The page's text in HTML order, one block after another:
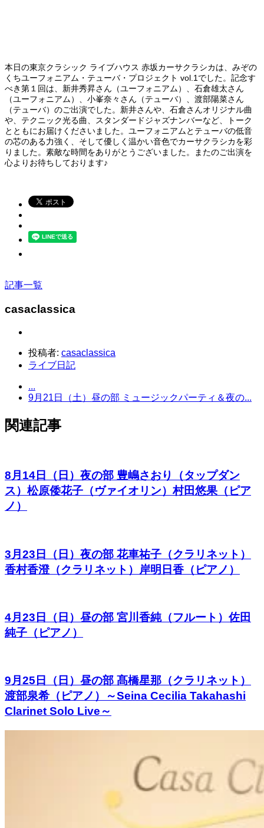
本日の東京クラシック ライブハウス 赤坂カーサクラシカは、みぞの
くちユーフォニアム・テューバ・プロジェクト vol.1でした。記念す
べき第１回は、新井秀昇さん（ユーフォニアム）、石倉雄太さん
（ユーフォニアム）、小峯奈々さん（テューバ）、渡部陽菜さん
（テューバ）のご出演でした。新井さんや、石倉さんオリジナル曲
や、テクニック光る曲、スタンダードジャズナンバーなど、トーク
とともにお届けくださいました。ユーフォニアムとテューバの低音
の芯のある力強く、そして優しく温かい音色でカーサクラシカを彩
りました。素敵な時間をありがとうございました。またのご出演を
心よりお待ちしております♪
記事一覧
casaclassica
投稿者: casaclassica
ライブ日記
...
9月21日（土）昼の部 ミュージックパーティ＆夜の...
関連記事
8月14日（日）夜の部 豊嶋さおり（タップダン
ス）松原倭花子（ヴァイオリン）村田悠果（ピア
ノ）
3月23日（日）夜の部 花車祐子（クラリネット）
香村香澄（クラリネット）岸明日香（ピアノ）
4月23日（日）昼の部 宮川香純（フルート）佐田
純子（ピアノ）
9月25日（日）昼の部 髙橋星那（クラリネット）
渡部泉希（ピアノ）～Seina Cecilia Takahashi
Clarinet Solo Live～